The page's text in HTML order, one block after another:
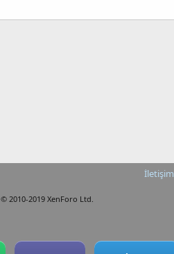
İletişim
© 2010-2019 XenForo Ltd.